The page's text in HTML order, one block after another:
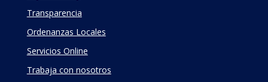
Transparencia
Ordenanzas Locales
Servicios Online
Trabaja con nosotros